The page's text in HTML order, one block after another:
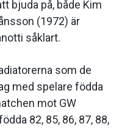
bjuda på, både Kim
(1972) är
såklart.
som de
med spelare födda
mot GW
82, 85, 86, 87, 88,